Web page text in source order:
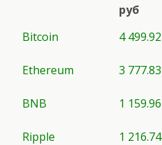
руб
Bitcoin
4 499.92
Ethereum 3 777.83
BNB 1 159.96
Ripple 1 216.74